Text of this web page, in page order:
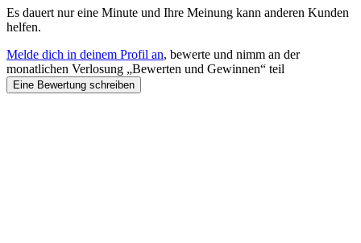
Es dauert nur eine Minute und Ihre Meinung kann anderen Kunden
helfen.
Melde dich in deinem Profil an, bewerte und nimm an der
monatlichen Verlosung „Bewerten und Gewinnen“ teil
Eine Bewertung schreiben